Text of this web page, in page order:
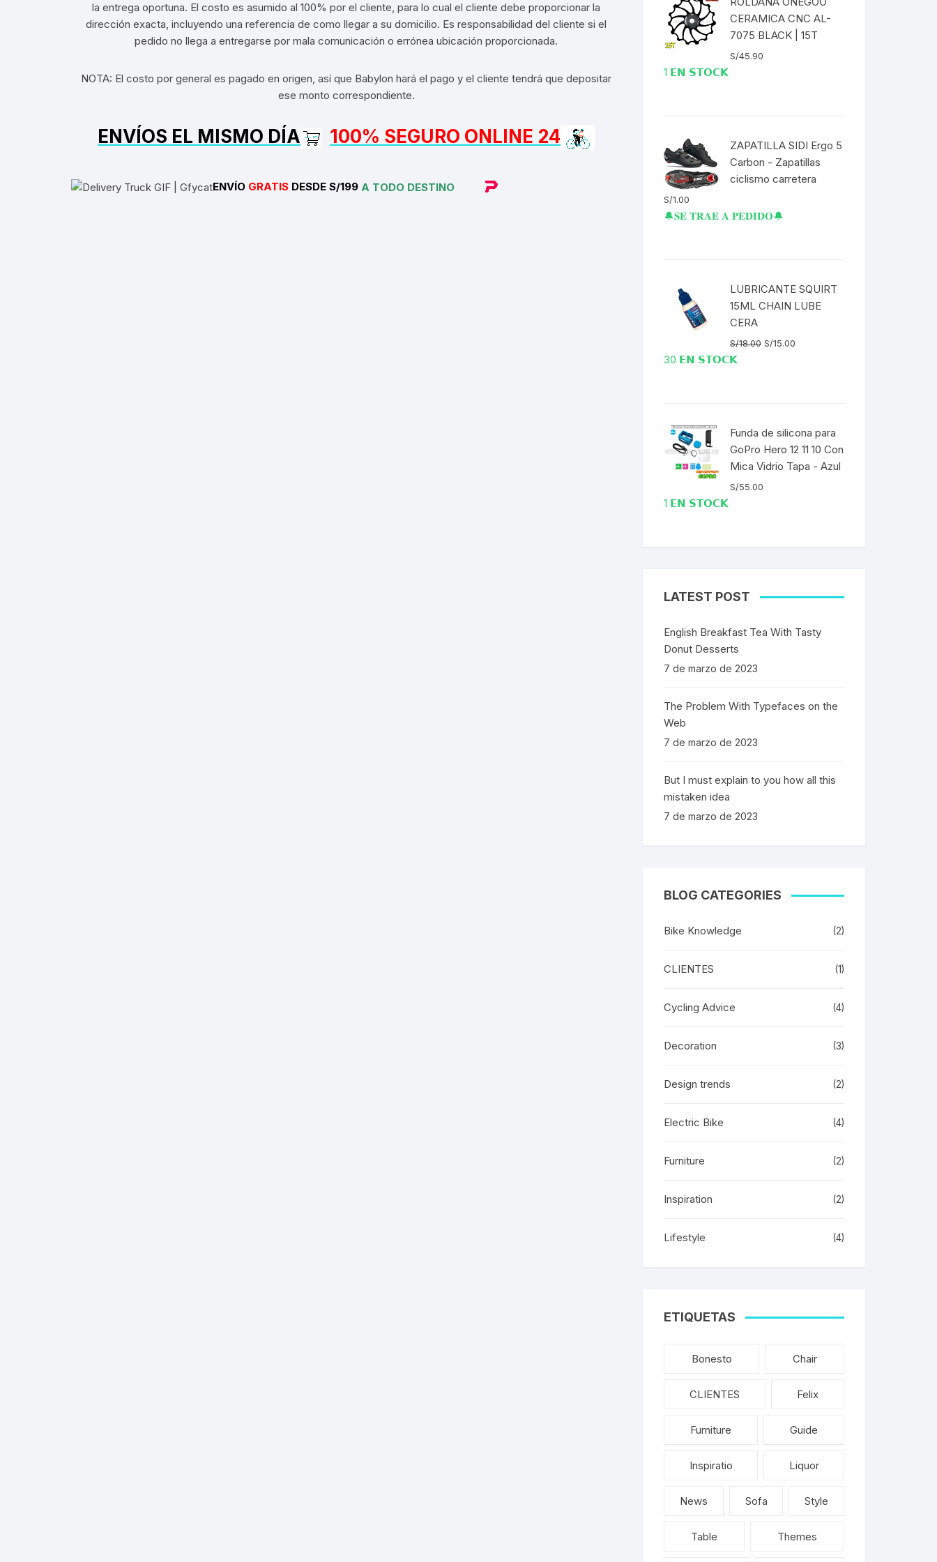
Shifter 9 Velocidades
Shifter 10 Velocidades
Shifter 11 Velocidades
Tasas de Dirección
Tubo de Asiento
OTRAS HERRAMIENTAS
la entrega oportuna. El costo es asumido al 100% por el cliente, para lo cual el cliente debe proporcionar la
dirección exacta, incluyendo una referencia de como llegar a su domicilio. Es responsabilidad del cliente si el
pedido no llega a entregarse por mala comunicación o errónea ubicación proporcionada.
NOTA: El costo por general es pagado en origen, así que Babylon hará el pago y el cliente tendrá que depositar
ese monto correspondiente.
ENVÍOS EL MISMO DÍA 100% SEGURO ONLINE 24
ENVÍO GRATIS DESDE S/199 A TODO DESTINO
CERAMICA CNC AL-
7075 BLACK | 15T
S/45.90
1 𝗘𝗡 𝗦𝗧𝗢𝗖𝗞
ZAPATILLA SIDI Ergo 5
Carbon - Zapatillas
ciclismo carretera
S/1.00
🔔𝐒𝐄 𝐓𝐑𝐀𝐄 𝐀 𝐏𝐄𝐃𝐈𝐃𝐎🔔
LUBRICANTE SQUIRT
15ML CHAIN LUBE
CERA
S/18.00 El
S/15.00
30 𝗘𝗡 𝗦𝗧𝗢𝗖𝗞
Funda de silicona para
GoPro Hero 12 11 10 Con
Mica Vidrio Tapa - Azul
S/55.00
1 𝗘𝗡 𝗦𝗧𝗢𝗖𝗞
LATEST POST
English Breakfast Tea With Tasty
Donut Desserts
7 de marzo de 2023
The Problem With Typefaces on the
Web
7 de marzo de 2023
But I must explain to you how all this
mistaken idea
7 de marzo de 2023
BLOG CATEGORIES
Bike Knowledge (2)
CLIENTES (1)
Cycling Advice (4)
Decoration (3)
Design trends (2)
Electric Bike (4)
Furniture (2)
Inspiration (2)
Lifestyle (4)
ETIQUETAS
Bonesto Chair
CLIENTES Felix
Furniture Guide
Inspiratio Liquor
News Sofa Style
Table Themes